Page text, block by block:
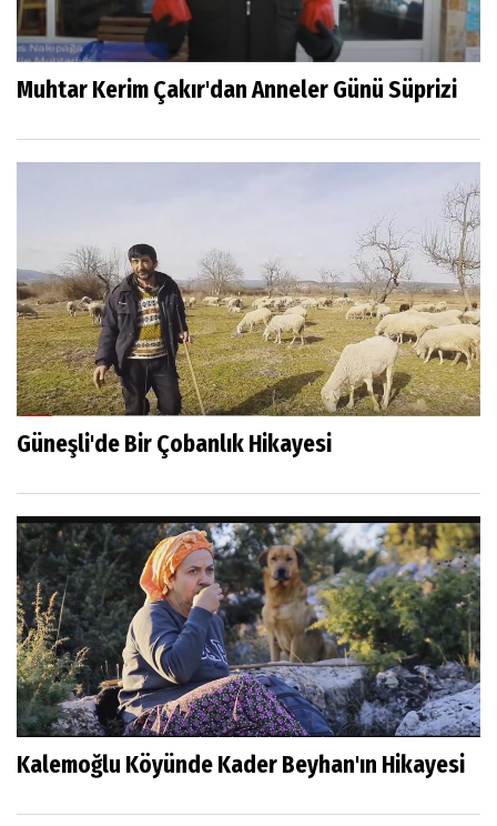
Muhtar Kerim Çakır'dan Anneler Günü Süprizi
Güneşli'de Bir Çobanlık Hikayesi
Kalemoğlu Köyünde Kader Beyhan'ın Hikayesi